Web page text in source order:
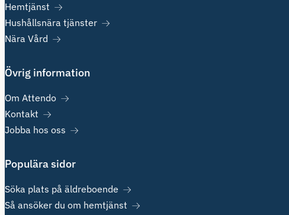
Hemtjänst
Hushållsnära tjänster
Nära Vård
Övrig information
Om Attendo
Kontakt
Jobba hos oss
Populära sidor
Söka plats på äldreboende
Så ansöker du om hemtjänst